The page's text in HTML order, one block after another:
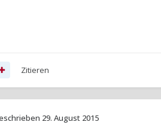
Zitieren
29. August 2015